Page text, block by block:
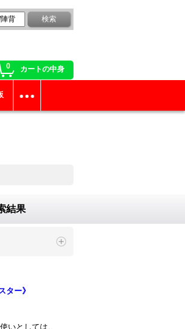
0 カートの中身
結果
ター》
いとしては、